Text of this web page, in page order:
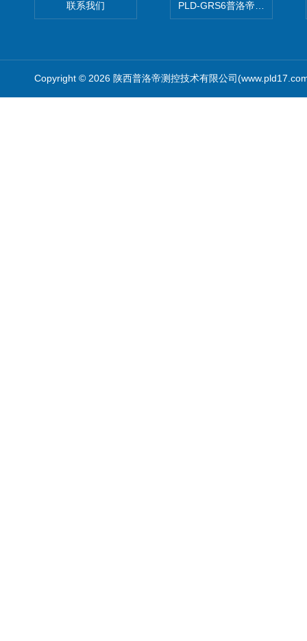
联系我们 PLD-GRS6普洛帝全自动微量
Copyright © 2026 陕西普洛帝测控技术有限公司